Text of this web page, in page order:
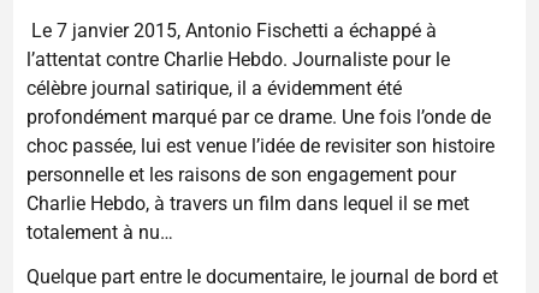
Le 7 janvier 2015, Antonio Fischetti a échappé à
l’attentat contre Charlie Hebdo. Journaliste pour le
célèbre journal satirique, il a évidemment été
profondément marqué par ce drame. Une fois l’onde de
choc passée, lui est venue l’idée de revisiter son histoire
personnelle et les raisons de son engagement pour
Charlie Hebdo, à travers un film dans lequel il se met
totalement à nu…
Quelque part entre le documentaire, le journal de bord et